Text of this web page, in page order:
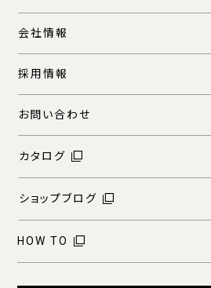
会社情報
採用情報
お問い合わせ
カタログ
ショップブログ
HOW TO